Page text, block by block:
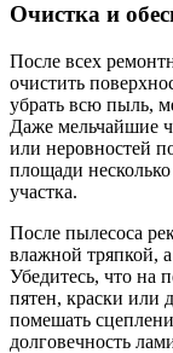
Очистка и
После всех
очистить
убрать всю пыль,
Даже мельчайшие
или неровностей
площади несколько
участка.
После пылесоса
влажной тряпкой,
Убедитесь, что на
пятен, краски или
помешать
долговечность